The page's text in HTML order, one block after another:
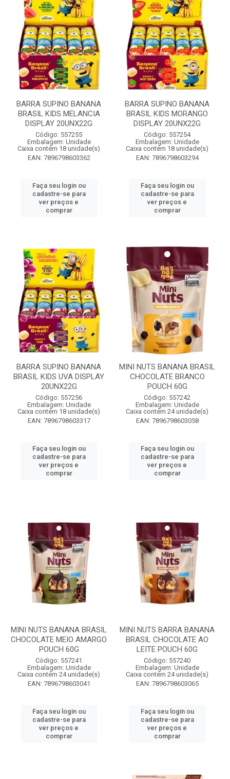
BARRA SUPINO BANANA
BRASIL KIDS MELANCIA
DISPLAY 20UNX22G
Código: 557255
Embalagem: Unidade
Caixa contém 18 unidade(s)
EAN: 7896798603362
Faça seu login ou
cadastre-se para
ver preços e
comprar
BARRA SUPINO BANANA
BRASIL KIDS MORANGO
DISPLAY 20UNX22G
Código: 557254
Embalagem: Unidade
Caixa contém 18 unidade(s)
EAN: 7896798603294
Faça seu login ou
cadastre-se para
ver preços e
comprar
BARRA SUPINO BANANA
BRASIL KIDS UVA DISPLAY
20UNX22G
Código: 557256
Embalagem: Unidade
Caixa contém 18 unidade(s)
EAN: 7896798603317
Faça seu login ou
cadastre-se para
ver preços e
comprar
MINI NUTS BANANA BRASIL
CHOCOLATE BRANCO
POUCH 60G
Código: 557242
Embalagem: Unidade
Caixa contém 24 unidade(s)
EAN: 7896798603058
Faça seu login ou
cadastre-se para
ver preços e
comprar
MINI NUTS BANANA BRASIL
CHOCOLATE MEIO AMARGO
POUCH 60G
Código: 557241
Embalagem: Unidade
Caixa contém 24 unidade(s)
EAN: 7896798603041
Faça seu login ou
cadastre-se para
ver preços e
comprar
MINI NUTS BARRA BANANA
BRASIL CHOCOLATE AO
LEITE POUCH 60G
Código: 557240
Embalagem: Unidade
Caixa contém 24 unidade(s)
EAN: 7896798603065
Faça seu login ou
cadastre-se para
ver preços e
comprar